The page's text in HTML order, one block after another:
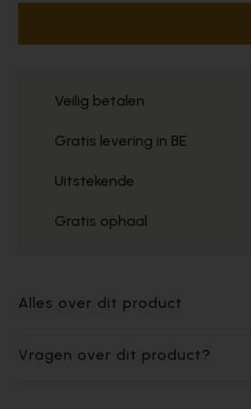
Veilig betalen
Gratis levering in BE
Uitstekende
Gratis ophaal
Alles over dit product
Vragen over dit product?